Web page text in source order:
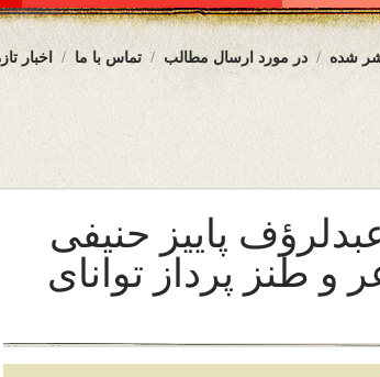
اخبار تماس با ما در مورد ارسال مطالب شده
پاییز حنیفی
و طنز پرداز توانای